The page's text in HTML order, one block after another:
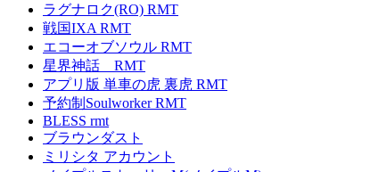
ラグナロク(RO) RMT
戦国IXA RMT
エコーオブソウル RMT
星界神話 RMT
アプリ版 単車の虎 裏虎 RMT
予約制Soulworker RMT
BLESS rmt
ブラウンダスト
ミリシタ アカウント